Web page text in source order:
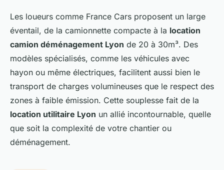
Les loueurs comme France Cars proposent un large
éventail, de la camionnette compacte à la location
camion déménagement Lyon de 20 à 30m³. Des
modèles spécialisés, comme les véhicules avec
hayon ou même électriques, facilitent aussi bien le
transport de charges volumineuses que le respect des
zones à faible émission. Cette souplesse fait de la
location utilitaire Lyon un allié incontournable, quelle
que soit la complexité de votre chantier ou
déménagement.